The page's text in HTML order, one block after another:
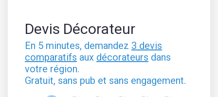
Devis Décorateur
En 5 minutes, demandez 3 devis
comparatifs aux décorateurs dans
votre région.
Gratuit, sans pub et sans engagement.